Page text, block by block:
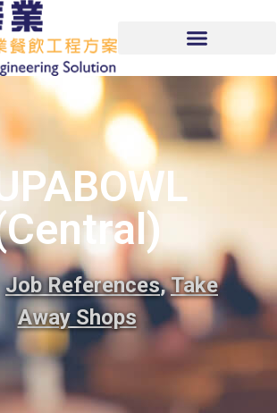
Job References,Take
Away Shops